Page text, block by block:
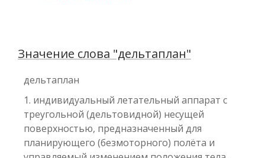
Значение слова "дельтаплан"
дельтаплан
1. индивидуальный летательный аппарат с
треугольной (дельтовидной) несущей
поверхностью, предназначенный для
планирующего (безмоторного) полёта и